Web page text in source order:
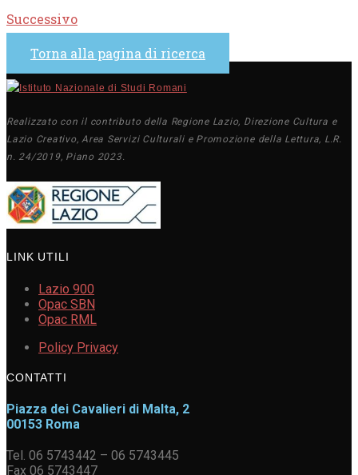
Successivo
Torna alla pagina di ricerca
Realizzato con il contributo della Regione Lazio, Direzione Cultura e
Lazio Creativo, Area Servizi Culturali e Promozione della Lettura, L.R.
n. 24/2019, Piano 2023.
LINK UTILI
Lazio 900
Opac SBN
Opac RML
Policy Privacy
CONTATTI
Piazza dei Cavalieri di Malta, 2
00153 Roma
Tel. 06 5743442 – 06 5743445
Fax 06 5743447